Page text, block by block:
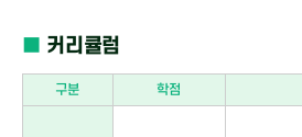
■ 커리큘럼
구분 학점